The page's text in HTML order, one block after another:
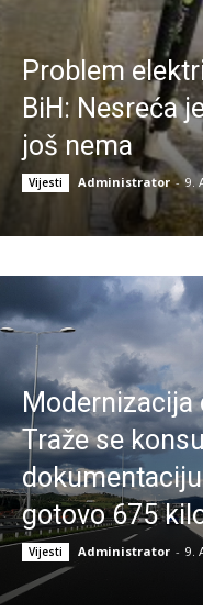
Problem
BiH: Nesreća
još nema
Vijesti Administrator - 9.
Modernizacija
Traže se
gotovo 675
Vijesti Administrator - 9.